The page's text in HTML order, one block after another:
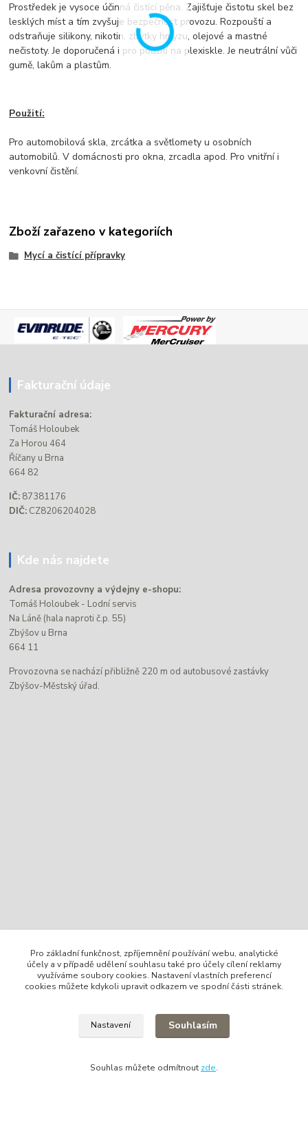
Prostředek je vysoce účinná čistící pěna. Zajišťuje čistotu skel bez
lesklých míst a tím zvyšuje bezpečnost provozu. Rozpouští a
odstraňuje silikony, nikotin, zbytky hmyzu, olejové a mastné
nečistoty. Je doporučená i pro použití na plexiskle. Je neutrální vůči
gumě, lakům a plastům.
Použití:
Pro automobilová skla, zrcátka a světlomety u osobních
automobilů. V domácnosti pro okna, zrcadla apod. Pro vnitřní i
venkovní čistění.
Zboží zařazeno v kategoriích
Mycí a čistící přípravky
Fakturační údaje
Fakturační adresa:
Tomáš Holoubek
Za Horou 464
Říčany u Brna
664 82
IČ: 87381176
DIČ: CZ8206204028
Kde nás najdete
Adresa provozovny a výdejny e-shopu:
Tomáš Holoubek - Lodní servis
Na Láně (hala naproti č.p. 55)
Zbýšov u Brna
664 11
Provozovna se nachází přibližně 220 m od autobusové zastávky
Zbýšov-Městský úřad.
Kontakt
info@lodni-servis.cz
Pro základní funkčnost, zpříjemnění používání webu, analytické
účely a v případě udělení souhlasu také pro účely cílení reklamy
využíváme soubory cookies. Nastavení vlastních preferencí
cookies můžete kdykoli upravit odkazem ve spodní části stránek.
Nastavení Souhlasím
Souhlas můžete odmítnout zde.